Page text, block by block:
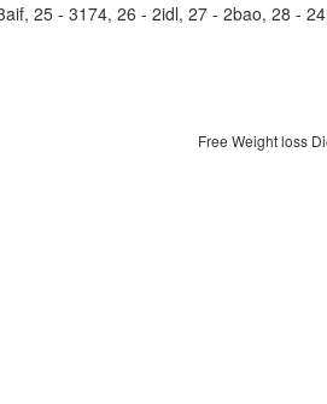
25 - 3174, 26 - 2idl, 27 - 2bao, 28 -
Free Weight loss